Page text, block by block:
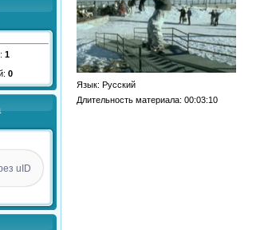
1
0
uID
Язык: Русский
Длительность материала: 00:03:10